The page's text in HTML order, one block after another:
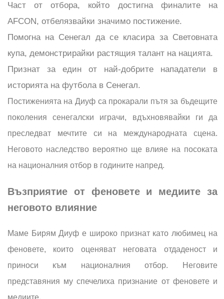
Част от отбора, който достигна финалите на
AFCON, отбелязвайки значимо постижение.
Помогна на Сенегал да се класира за Световната
купа, демонстрирайки растящия талант на нацията.
Признат за един от най-добрите нападатели в
историята на футбола в Сенегал.
Постиженията на Диуф са прокарали пътя за бъдещите
поколения сенегалски играчи, вдъхновявайки ги да
преследват мечтите си на международната сцена.
Неговото наследство вероятно ще влияе на посоката
на националния отбор в годините напред.
Възприятие от феновете и медиите за
неговото влияние
Маме Бирям Диуф е широко признат като любимец на
феновете, които оценяват неговата отдаденост и
приноси към националния отбор. Неговите
представяния му спечелиха признание от феновете и
медиите.